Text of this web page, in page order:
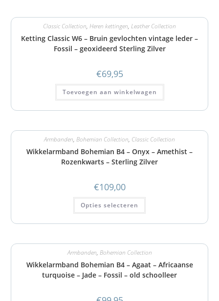
Classic Collection, Heren kettingen, Leather Collection
Ketting Classic W6 – Bruin gevlochten vintage leder –
Fossil – geoxideerd Sterling Zilver
€69,95
Toevoegen aan winkelwagen
Armbanden, Bohemian Collection, Classic Collection
Wikkelarmband Bohemian B4 – Onyx – Amethist –
Rozenkwarts – Sterling Zilver
€109,00
Opties selecteren
Armbanden, Bohemian Collection
Wikkelarmband Bohemian B4 – Agaat – Africaanse
turquoise – Jade – Fossil – old schoolleer